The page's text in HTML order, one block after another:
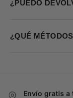
¿PUEDO
¿QUÉ
Envío gratis a